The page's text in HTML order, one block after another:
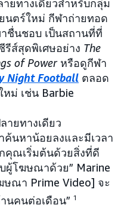
ยทางเดียวสำหรับกลุ่ม
นตร์ใหม่ กีฬาถ่ายทอด
ชื่นชอบ เป็นสถานที่ที่
รีส์สุดพิเศษอย่าง The
of Powerหรือดูกีฬา
Night Football ตลอด
ม่ เช่น Barbie
ายทางเดียว
ค้นหาน้อยลงและมีเวลา
คุณเริ่มต้นด้วยสิ่งที่ดี
ผู้โฆษณาด้วย” Marine
ษณา Prime Video] จะ
นคนต่อเดือน” 1